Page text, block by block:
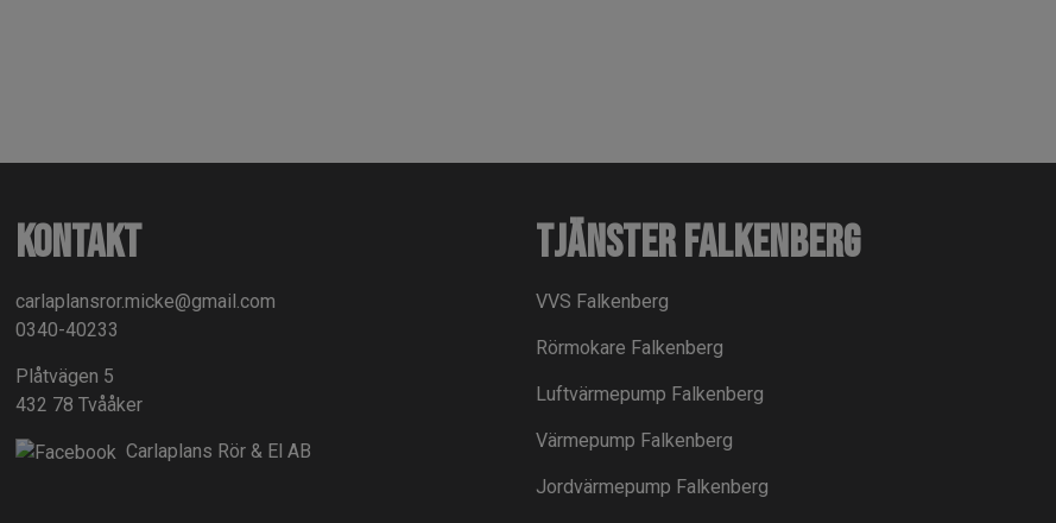
Kontakt
carlaplansror.micke@gmail.com
0340-40233
Plåtvägen 5
432 78 Tvååker
Carlaplans Rör & El AB
Tjänster Falkenberg
VVS Falkenberg
Rörmokare Falkenberg
Luftvärmepump Falkenberg
Värmepump Falkenberg
Jordvärmepump Falkenberg